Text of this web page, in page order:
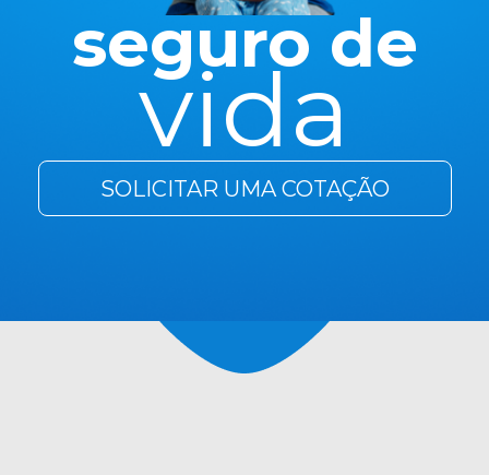
seguro de
vida
SOLICITAR UMA COTAÇÃO